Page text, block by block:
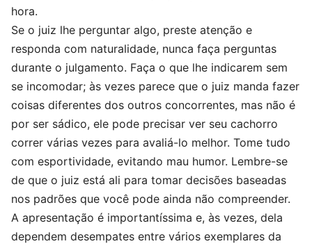
hora.
Se o juiz lhe perguntar algo, preste atenção e
responda com naturalidade, nunca faça perguntas
durante o julgamento. Faça o que lhe indicarem sem
se incomodar; às vezes parece que o juiz manda fazer
coisas diferentes dos outros concorrentes, mas não é
por ser sádico, ele pode precisar ver seu cachorro
correr várias vezes para avaliá-lo melhor. Tome tudo
com esportividade, evitando mau humor. Lembre-se
de que o juiz está ali para tomar decisões baseadas
nos padrões que você pode ainda não compreender.
A apresentação é importantíssima e, às vezes, dela
dependem desempates entre vários exemplares da